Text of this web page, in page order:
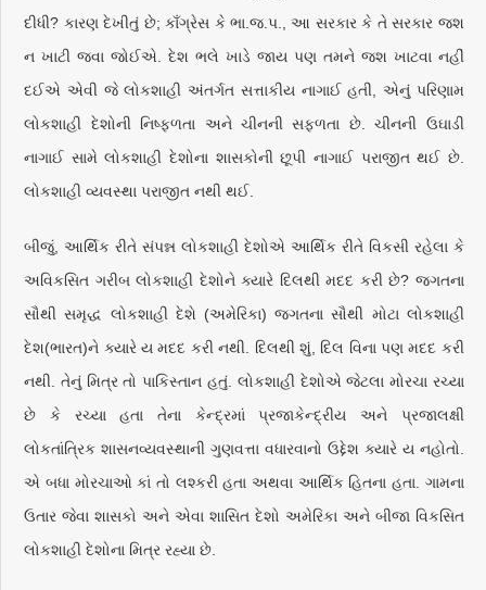
દીધી? કારણ દેખીતું છે; કાઁગ્રેસ કે ભા.જ.પ., આ સરકાર કે તે સરકાર જશ
ન ખાટી જવા જોઈએ. દેશ ભલે ખાડે જાય પણ તમને જશ ખાટવા નહીં
દઈએ એવી જે લોકશાહી અંતર્ગત સત્તાકીય નાગાઈ હતી, એનું પરિણામ
લોકશાહી દેશોની નિષ્ફળતા અને ચીનની સફળતા છે. ચીનની ઉઘાડી
નાગાઈ સામે લોકશાહી દેશોના શાસકોની છૂપી નાગાઈ પરાજીત થઈ છે.
લોકશાહી વ્યવસ્થા પરાજીત નથી થઈ.
બીજું, આર્થિક રીતે સંપન્ન લોકશાહી દેશોએ આર્થિક રીતે વિકસી રહેલા કે
અવિકસિત ગરીબ લોકશાહી દેશોને ક્યારે દિલથી મદદ કરી છે? જગતના
સૌથી સમૃદ્ધ લોકશાહી દેશે (અમેરિકા) જગતના સૌથી મોટા લોકશાહી
દેશ(ભારત)ને ક્યારે ય મદદ કરી નથી. દિલથી શું, દિલ વિના પણ મદદ કરી
નથી. તેનું મિત્ર તો પાકિસ્તાન હતું. લોકશાહી દેશોએ જેટલા મોરચા રચ્યા
છે કે રચ્યા હતા તેના કેન્દ્રમાં પ્રજાકેન્દ્રીય અને પ્રજાલક્ષી
લોકતાંત્રિક શાસનવ્યવસ્થાની ગુણવત્તા વધારવાનો ઉદ્દેશ ક્યારે ય નહોતો.
એ બધા મોરચાઓ કાં તો લશ્કરી હતા અથવા આર્થિક હિતના હતા. ગામના
ઉતાર જેવા શાસકો અને એવા શાસિત દેશો અમેરિકા અને બીજા વિકસિત
લોકશાહી દેશોના મિત્ર રહ્યા છે.